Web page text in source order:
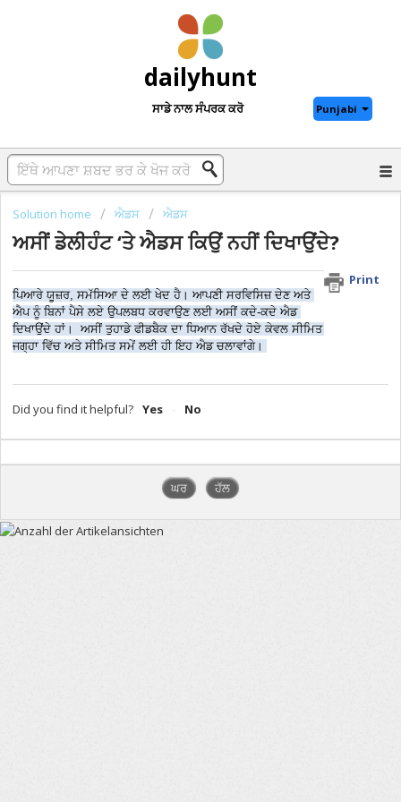
dailyhunt
ਸਾਡੇ ਨਾਲ ਸੰਪਰਕ ਕਰੋ Punjabi
Solution home ਐਡਸ ਐਡਸ
ਅਸੀਂ ਡੇਲੀਹੰਟ ‘ਤੇ ਐਡਸ ਕਿਉਂ ਨਹੀਂ ਦਿਖਾਉਂਦੇ?
Print
ਪਿਆਰੇ ਯੂਜ਼ਰ, ਸਮੱਸਿਆ ਦੇ ਲਈ ਖੇਦ ਹੈ। ਆਪਣੀ ਸਰਵਿਸਿਜ਼ ਦੇਣ ਅਤੇ
ਐਪ ਨੂੰ ਬਿਨਾਂ ਪੈਸੇ ਲਏ ਉਪਲਬਧ ਕਰਵਾਉਣ ਲਈ ਅਸੀਂ ਕਦੇ-ਕਦੇ ਐਡ
ਦਿਖਾਉਂਦੇ ਹਾਂ।  ਅਸੀਂ ਤੁਹਾਡੇ ਫੀਡਬੈਕ ਦਾ ਧਿਆਨ ਰੱਖਦੇ ਹੋਏ ਕੇਵਲ ਸੀਮਿਤ
ਜਗ੍ਹਾ ਵਿੱਚ ਅਤੇ ਸੀਮਿਤ ਸਮੇਂ ਲਈ ਹੀ ਇਹ ਐਡ ਚਲਾਵਾਂਗੇ।
Did you find it helpful? Yes No
ਘਰ ਹੱਲ